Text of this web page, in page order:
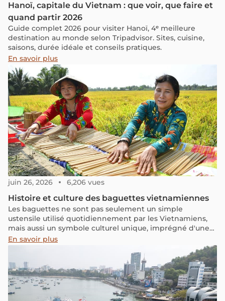
Hanoï, capitale du Vietnam : que voir, que faire et
quand partir 2026
Guide complet 2026 pour visiter Hanoï, 4ᵉ meilleure
destination au monde selon Tripadvisor. Sites, cuisine,
saisons, durée idéale et conseils pratiques.
En savoir plus
juin 26, 2026 6,206 vues
Histoire et culture des baguettes vietnamiennes
Les baguettes ne sont pas seulement un simple
ustensile utilisé quotidiennement par les Vietnamiens,
mais aussi un symbole culturel unique, imprégné d'une
longue histoire, d'un métissage culturel et de valeurs
spirituelles profondes.
En savoir plus